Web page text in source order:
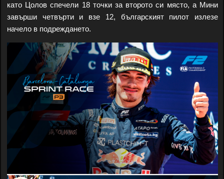
като Цолов спечели 18 точки за второто си място, а Мини
завърши четвърти и взе 12, българският пилот излезе
начело в подреждането.